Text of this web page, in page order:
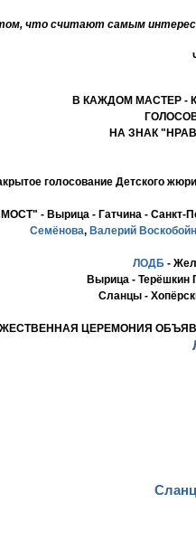
что считают самым
В КАЖДОМ МАСТЕР -
НА ЗНАК
голосование Детского
- Вырица - Гатчина - Санкт-
Семёнова, Валерий
ЛОДБ -
Вырица - Терёшкин
Сланцы -
ЦЕРЕМОНИЯ